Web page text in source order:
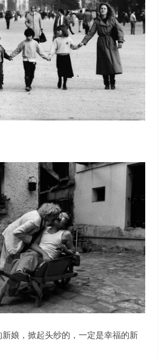
娘，掀起头纱的，一定是幸福的新